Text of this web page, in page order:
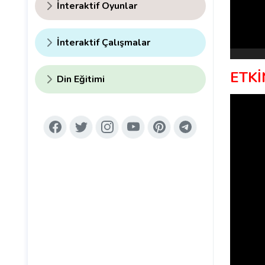
İnteraktif Oyunlar
İnteraktif Çalışmalar
Din Eğitimi